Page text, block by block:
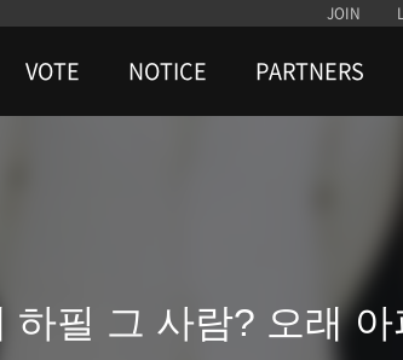
JOIN
VOTE NOTICE PARTNERS
필 그 사람? 오래